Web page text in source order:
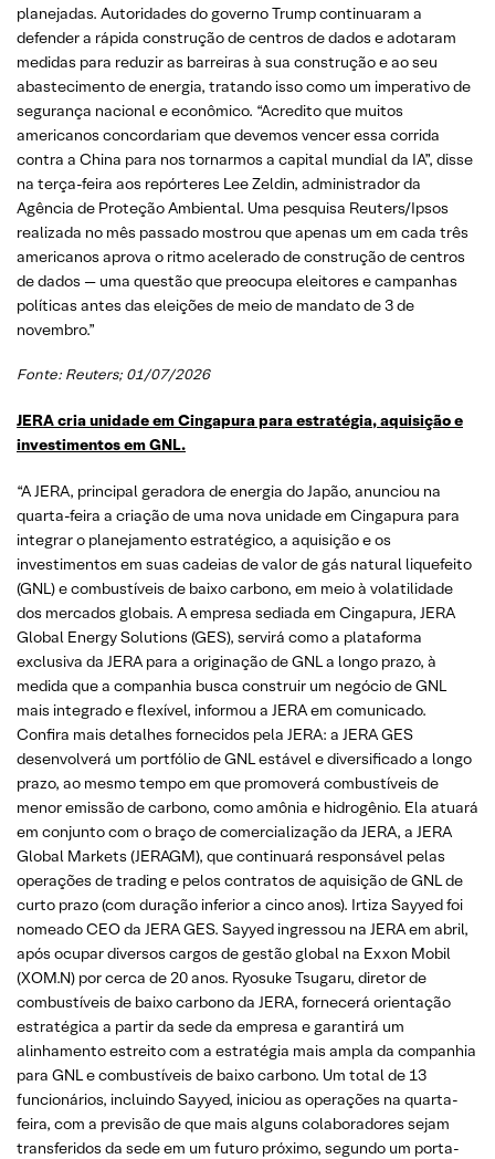
planejadas. Autoridades do governo Trump continuaram a
defender a rápida construção de centros de dados e adotaram
medidas para reduzir as barreiras à sua construção e ao seu
abastecimento de energia, tratando isso como um imperativo de
segurança nacional e econômico. “Acredito que muitos
americanos concordariam que devemos vencer essa corrida
contra a China para nos tornarmos a capital mundial da IA”, disse
na terça-feira aos repórteres Lee Zeldin, administrador da
Agência de Proteção Ambiental. Uma pesquisa Reuters/Ipsos
realizada no mês passado mostrou que apenas um em cada três
americanos aprova o ritmo acelerado de construção de centros
de dados — uma questão que preocupa eleitores e campanhas
políticas antes das eleições de meio de mandato de 3 de
novembro.”
Fonte: Reuters; 01/07/2026
JERA cria unidade em Cingapura para estratégia, aquisição e
investimentos em GNL.
“A JERA, principal geradora de energia do Japão, anunciou na
quarta-feira a criação de uma nova unidade em Cingapura para
integrar o planejamento estratégico, a aquisição e os
investimentos em suas cadeias de valor de gás natural liquefeito
(GNL) e combustíveis de baixo carbono, em meio à volatilidade
dos mercados globais. A empresa sediada em Cingapura, JERA
Global Energy Solutions (GES), servirá como a plataforma
exclusiva da JERA para a originação de GNL a longo prazo, à
medida que a companhia busca construir um negócio de GNL
mais integrado e flexível, informou a JERA em comunicado.
Confira mais detalhes fornecidos pela JERA: a JERA GES
desenvolverá um portfólio de GNL estável e diversificado a longo
prazo, ao mesmo tempo em que promoverá combustíveis de
menor emissão de carbono, como amônia e hidrogênio. Ela atuará
em conjunto com o braço de comercialização da JERA, a JERA
Global Markets (JERAGM), que continuará responsável pelas
operações de trading e pelos contratos de aquisição de GNL de
curto prazo (com duração inferior a cinco anos). Irtiza Sayyed foi
nomeado CEO da JERA GES. Sayyed ingressou na JERA em abril,
após ocupar diversos cargos de gestão global na Exxon Mobil
(XOM.N) por cerca de 20 anos. Ryosuke Tsugaru, diretor de
combustíveis de baixo carbono da JERA, fornecerá orientação
estratégica a partir da sede da empresa e garantirá um
alinhamento estreito com a estratégia mais ampla da companhia
para GNL e combustíveis de baixo carbono. Um total de 13
funcionários, incluindo Sayyed, iniciou as operações na quarta-
feira, com a previsão de que mais alguns colaboradores sejam
transferidos da sede em um futuro próximo, segundo um porta-